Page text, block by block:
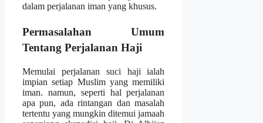
dalam perjalanan iman yang khusus.
Permasalahan Umum
Tentang Perjalanan Haji
Memulai perjalanan suci haji ialah
impian setiap Muslim yang memiliki
iman. namun, seperti hal perjalanan
apa pun, ada rintangan dan masalah
tertentu yang mungkin ditemui jamaah